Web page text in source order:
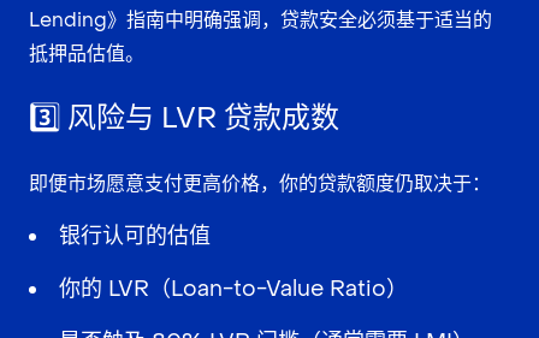
Lending》指南中明确强调，贷款安全必须基于适当的
抵押品估值。
3️⃣ 风险与 LVR 贷款成数
即便市场愿意支付更高价格，你的贷款额度仍取决于：
银行认可的估值
你的 LVR（Loan-to-Value Ratio）